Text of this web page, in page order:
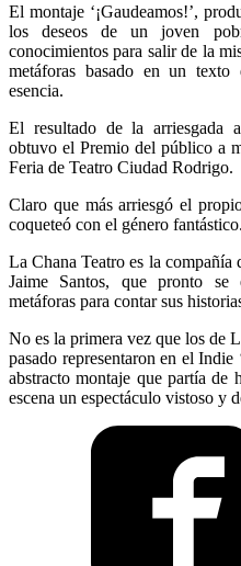
El montaje ‘¡Gaudeamos!’,
los deseos de un joven
conocimientos para salir de la
metáforas basado en un
esencia.
El resultado de la arriesgada
obtuvo el Premio del público a
Feria de Teatro Ciudad Rodrigo.
Claro que más arriesgó el
coqueteó con el género fantástico.
La Chana Teatro es la
Jaime Santos, que pronto
metáforas para contar sus
No es la primera vez que los de
pasado representaron en el
abstracto montaje que partía de
escena un espectáculo vistoso y